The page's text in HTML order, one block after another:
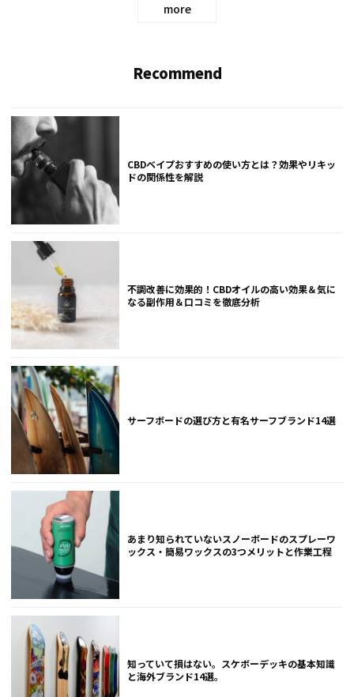
more
Recommend
CBDベイプおすすめの使い方とは？効果やリキッ
ドの関係性を解説
不調改善に効果的！CBDオイルの高い効果＆気に
なる副作用＆口コミを徹底分析
サーフボードの選び方と有名サーフブランド14選
あまり知られていないスノーボードのスプレーワ
ックス・簡易ワックスの3つメリットと作業工程
知っていて損はない。スケボーデッキの基本知識
と海外ブランド14選。